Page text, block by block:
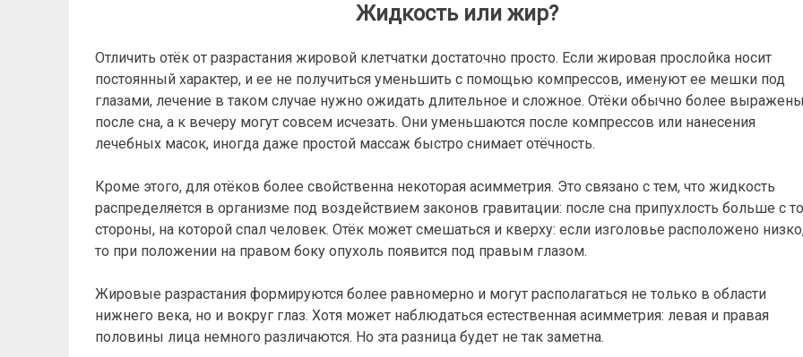
Жидкость или жир?
Отличить отёк от разрастания жировой клетчатки достаточно просто. Если жировая прослойка носит
постоянный характер, и ее не получиться уменьшить с помощью компрессов, именуют ее мешки под
глазами, лечение в таком случае нужно ожидать длительное и сложное. Отёки обычно более
после сна, а к вечеру могут совсем исчезать. Они уменьшаются после компрессов или нанесения
лечебных масок, иногда даже простой массаж быстро снимает отёчность.
Кроме этого, для отёков более свойственна некоторая асимметрия. Это связано с тем, что жидкость
распределяется в организме под воздействием законов гравитации: после сна припухлость больше с
стороны, на которой спал человек. Отёк может смешаться и кверху: если изголовье расположено
то при положении на правом боку опухоль появится под правым глазом.
Жировые разрастания формируются более равномерно и могут располагаться не только в области
нижнего века, но и вокруг глаз. Хотя может наблюдаться естественная асимметрия: левая и правая
половины лица немного различаются. Но эта разница будет не так заметна.